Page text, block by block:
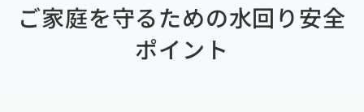
ご家庭を守るための水回り安全
ポイント